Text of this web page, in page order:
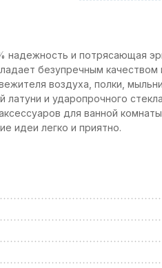
надежность и потрясающая
безупречным
воздуха, полки,
латуни и ударопрочного
для ванной комнаты
идеи легко и приятно.